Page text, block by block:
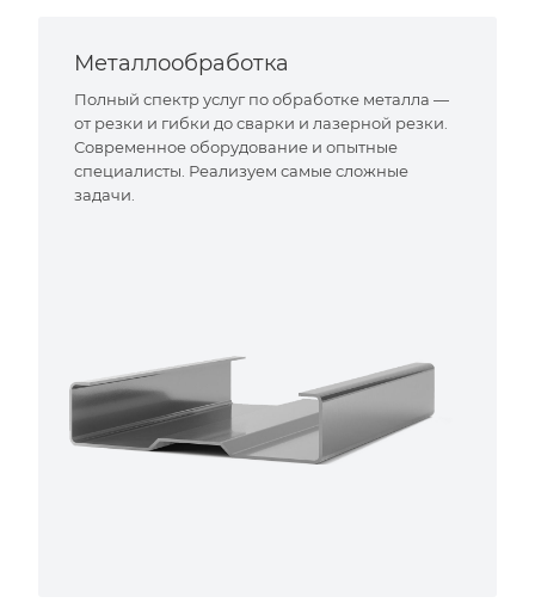
Металлообработка
Полный спектр услуг по обработке металла —
от резки и гибки до сварки и лазерной резки.
Современное оборудование и опытные
специалисты. Реализуем самые сложные
задачи.